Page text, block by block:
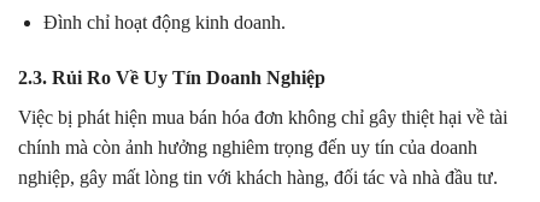
Đình chỉ hoạt động kinh doanh.
2.3. Rủi Ro Về Uy Tín Doanh Nghiệp
Việc bị phát hiện mua bán hóa đơn không chỉ gây thiệt hại về tài
chính mà còn ảnh hưởng nghiêm trọng đến uy tín của doanh
nghiệp, gây mất lòng tin với khách hàng, đối tác và nhà đầu tư.